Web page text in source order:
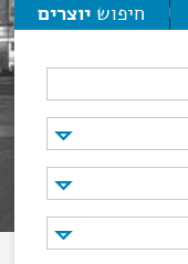
חיפוש יוצרים